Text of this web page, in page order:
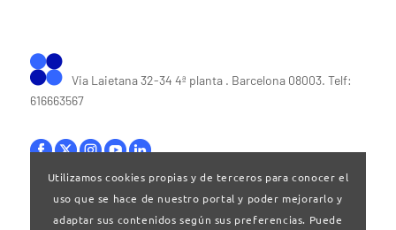
Via Laietana 32-34 4ª planta . Barcelona 08003. Telf:
616663567
Bases legales|Política de privacitat
Utilizamos cookies propias y de terceros para conocer el
uso que se hace de nuestro portal y poder mejorarlo y
adaptar sus contenidos según sus preferencias. Puede